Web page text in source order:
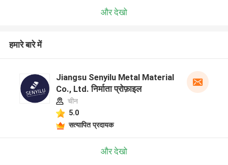
और देखो
हमारे बारे में
Jiangsu Senyilu Metal Material
Co., Ltd. निर्माता प्रोफ़ाइल
चीन
5.0
सत्यापित प्रदायक
और देखो